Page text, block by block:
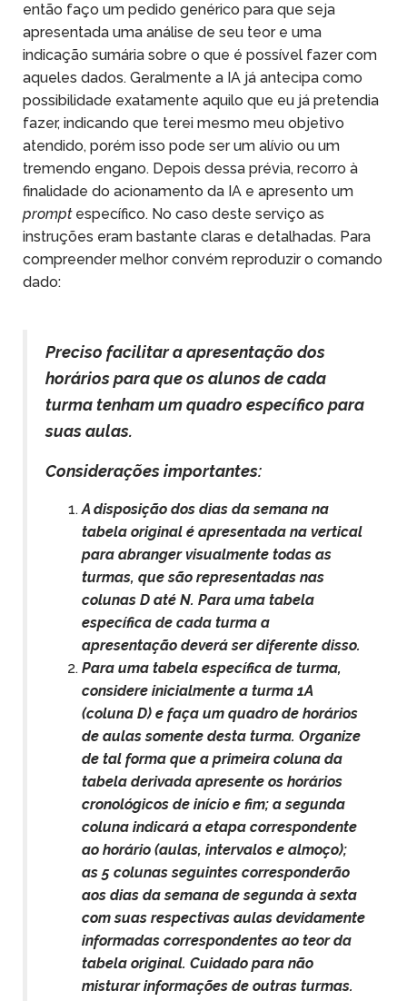
então faço um pedido genérico para que seja
apresentada uma análise de seu teor e uma
indicação sumária sobre o que é possível fazer com
aqueles dados. Geralmente a IA já antecipa como
possibilidade exatamente aquilo que eu já pretendia
fazer, indicando que terei mesmo meu objetivo
atendido, porém isso pode ser um alívio ou um
tremendo engano. Depois dessa prévia, recorro à
finalidade do acionamento da IA e apresento um
prompt específico. No caso deste serviço as
instruções eram bastante claras e detalhadas. Para
compreender melhor convém reproduzir o comando
dado:
Preciso facilitar a apresentação dos
horários para que os alunos de cada
turma tenham um quadro específico para
suas aulas.
Considerações importantes:
A disposição dos dias da semana na
tabela original é apresentada na vertical
para abranger visualmente todas as
turmas, que são representadas nas
colunas D até N. Para uma tabela
específica de cada turma a
apresentação deverá ser diferente disso.
Para uma tabela específica de turma,
considere inicialmente a turma 1A
(coluna D) e faça um quadro de horários
de aulas somente desta turma. Organize
de tal forma que a primeira coluna da
tabela derivada apresente os horários
cronológicos de início e fim; a segunda
coluna indicará a etapa correspondente
ao horário (aulas, intervalos e almoço);
as 5 colunas seguintes corresponderão
aos dias da semana de segunda à sexta
com suas respectivas aulas devidamente
informadas correspondentes ao teor da
tabela original. Cuidado para não
misturar informações de outras turmas.